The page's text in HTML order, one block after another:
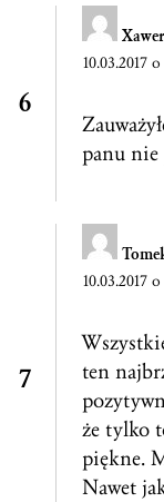
10.03.2017
panu nie
10.03.2017
ten
że tylko
piękne.
Nawet